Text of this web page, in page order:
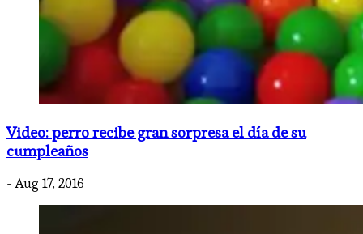
Video: perro recibe gran sorpresa el día de su
cumpleaños
- Aug 17, 2016